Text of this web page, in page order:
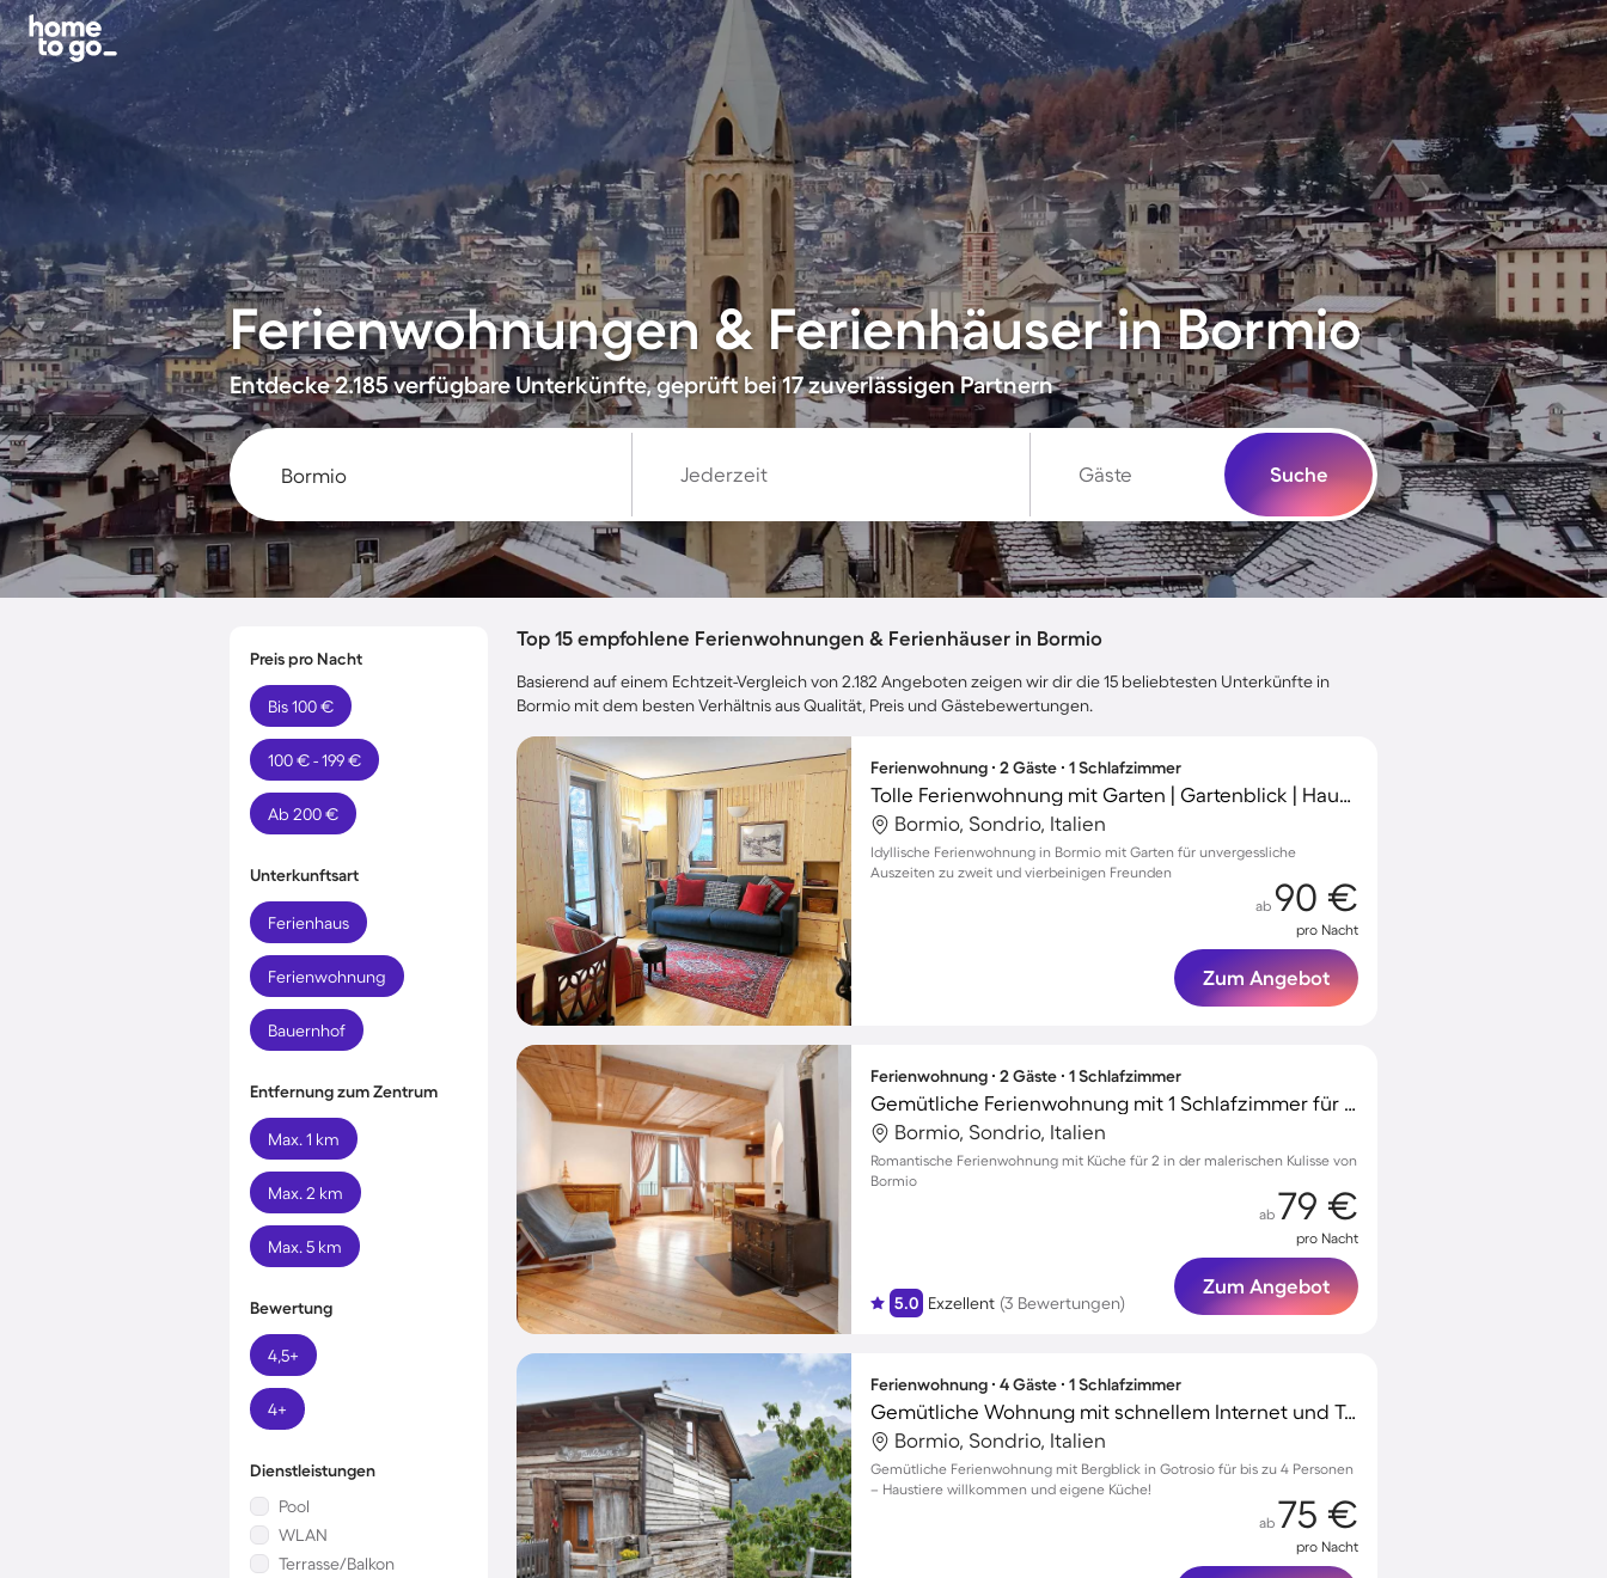
Ferienwohnungen & Ferienhäuser in Bormio
Entdecke 2.185 verfügbare Unterkünfte, geprüft bei 17 zuverlässigen Partnern
Jederzeit Gäste Suche
Preis pro Nacht
Bis 100 €
100 € - 199 €
Ab 200 €
Unterkunftsart
Ferienhaus
Ferienwohnung
Bauernhof
Entfernung zum Zentrum
Max. 1 km
Max. 2 km
Max. 5 km
Bewertung
4,5+
4+
Dienstleistungen
Pool
WLAN
Terrasse/Balkon
Top 15 empfohlene Ferienwohnungen & Ferienhäuser in Bormio
Basierend auf einem Echtzeit-Vergleich von 2.182 Angeboten zeigen wir dir die 15 beliebtesten Unterkünfte in
Bormio mit dem besten Verhältnis aus Qualität, Preis und Gästebewertungen.
Ferienwohnung ∙ 2 Gäste ∙ 1 Schlafzimmer
Tolle Ferienwohnung mit Garten | Gartenblick | Haustiere erlaubt
Bormio, Sondrio, Italien
Idyllische Ferienwohnung in Bormio mit Garten für unvergessliche
Auszeiten zu zweit und vierbeinigen Freunden
ab 90 €
pro Nacht
Zum Angebot
Ferienwohnung ∙ 2 Gäste ∙ 1 Schlafzimmer
Gemütliche Ferienwohnung mit 1 Schlafzimmer für 2 Personen
Bormio, Sondrio, Italien
Romantische Ferienwohnung mit Küche für 2 in der malerischen Kulisse von
Bormio
5.0 Exzellent (3 Bewertungen)
ab 79 €
pro Nacht
Zum Angebot
Ferienwohnung ∙ 4 Gäste ∙ 1 Schlafzimmer
Gemütliche Wohnung mit schnellem Internet und Terrasse | Bergblick | Haustierfreundlich
Bormio, Sondrio, Italien
Gemütliche Ferienwohnung mit Bergblick in Gotrosio für bis zu 4 Personen
– Haustiere willkommen und eigene Küche!
ab 75 €
pro Nacht